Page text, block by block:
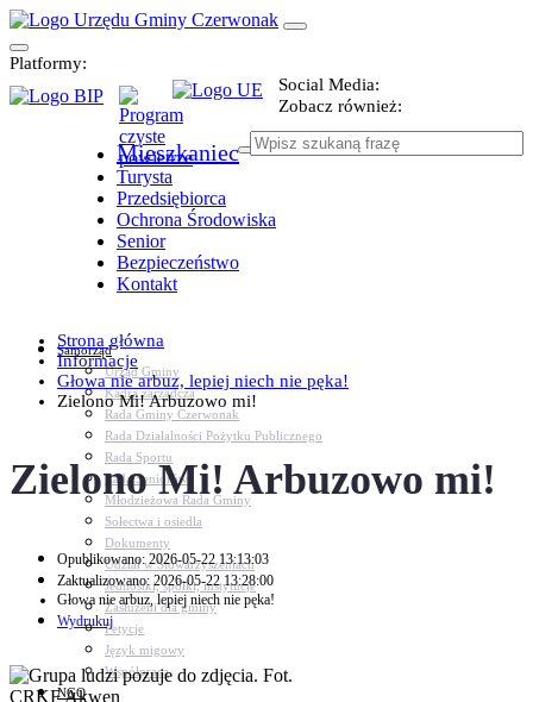
Platformy:
Social Media:
Zobacz również:
Mieszkaniec
Turysta
Przedsiębiorca
Ochrona Środowiska
Senior
Bezpieczeństwo
Kontakt
Samorząd
Urząd Gminy
Kadra zarządcza
Rada Gminy Czerwonak
Rada Działalności Pożytku Publicznego
Rada Sportu
Rada Seniorów
Młodzieżowa Rada Gminy
Sołectwa i osiedla
Dokumenty
Udział w Stowarzyszeniach
Jednostki, spółki, instytucje
Zasłużeni dla gminy
Petycje
Język migowy
Współpraca
NGO
Strona główna
Informacje
Głowa nie arbuz, lepiej niech nie pęka!
Zielono Mi! Arbuzowo mi!
Zielono Mi! Arbuzowo mi!
Opublikowano: 2026-05-22 13:13:03
Zaktualizowano: 2026-05-22 13:28:00
Głowa nie arbuz, lepiej niech nie pęka!
Wydrukuj